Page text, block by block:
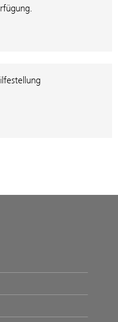
Favoritenliste hinzu